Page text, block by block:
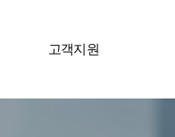
고객지원